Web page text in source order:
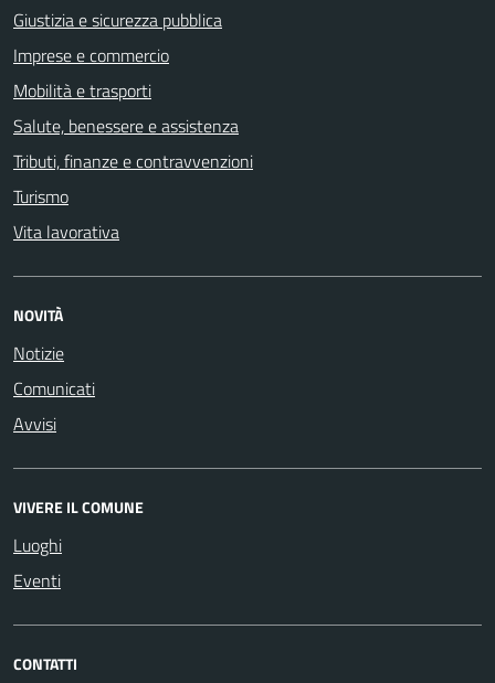
Giustizia e sicurezza pubblica
Imprese e commercio
Mobilità e trasporti
Salute, benessere e assistenza
Tributi, finanze e contravvenzioni
Turismo
Vita lavorativa
NOVITÀ
Notizie
Comunicati
Avvisi
VIVERE IL COMUNE
Luoghi
Eventi
CONTATTI